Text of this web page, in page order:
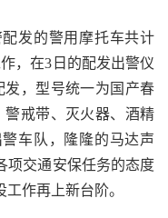
发的警用摩托车共计
，在3日的配发出警仪
发，型号统一为国产春
警戒带、灭火器、酒精
车队，隆隆的马达声
项交通安保任务的态度
作再上新台阶。